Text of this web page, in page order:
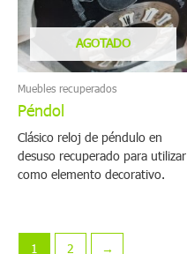
AGOTADO
Muebles recuperados
Péndol
Clásico reloj de péndulo en
desuso recuperado para utilizar
como elemento decorativo.
1 2 →